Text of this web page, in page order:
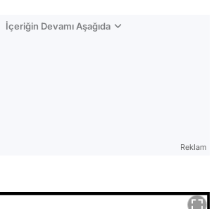
İçeriğin Devamı Aşağıda
Reklam